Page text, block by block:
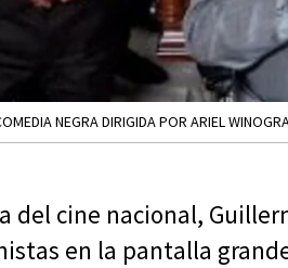
NEGRA DIRIGIDA POR ARIEL
del cine nacional,
en la pantalla